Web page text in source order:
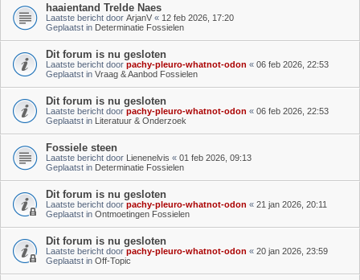
haaientand Trelde Naes
Laatste bericht door ArjanV « 12 feb 2026, 17:20
Geplaatst in Determinatie Fossielen
Dit forum is nu gesloten
Laatste bericht door pachy-pleuro-whatnot-odon « 06 feb 2026, 22:53
Geplaatst in Vraag & Aanbod Fossielen
Dit forum is nu gesloten
Laatste bericht door pachy-pleuro-whatnot-odon « 06 feb 2026, 22:53
Geplaatst in Literatuur & Onderzoek
Fossiele steen
Laatste bericht door Lienenelvis « 01 feb 2026, 09:13
Geplaatst in Determinatie Fossielen
Dit forum is nu gesloten
Laatste bericht door pachy-pleuro-whatnot-odon « 21 jan 2026, 20:11
Geplaatst in Ontmoetingen Fossielen
Dit forum is nu gesloten
Laatste bericht door pachy-pleuro-whatnot-odon « 20 jan 2026, 23:59
Geplaatst in Off-Topic